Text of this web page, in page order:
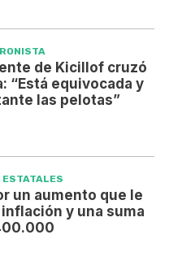
de Kicillof cruzó
“Está equivocada y
las pelotas”
un aumento que le
inflación y una suma